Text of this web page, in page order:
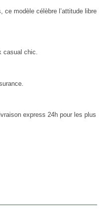
modèle célèbre l’attitude libre
casual chic.
express 24h pour les plus